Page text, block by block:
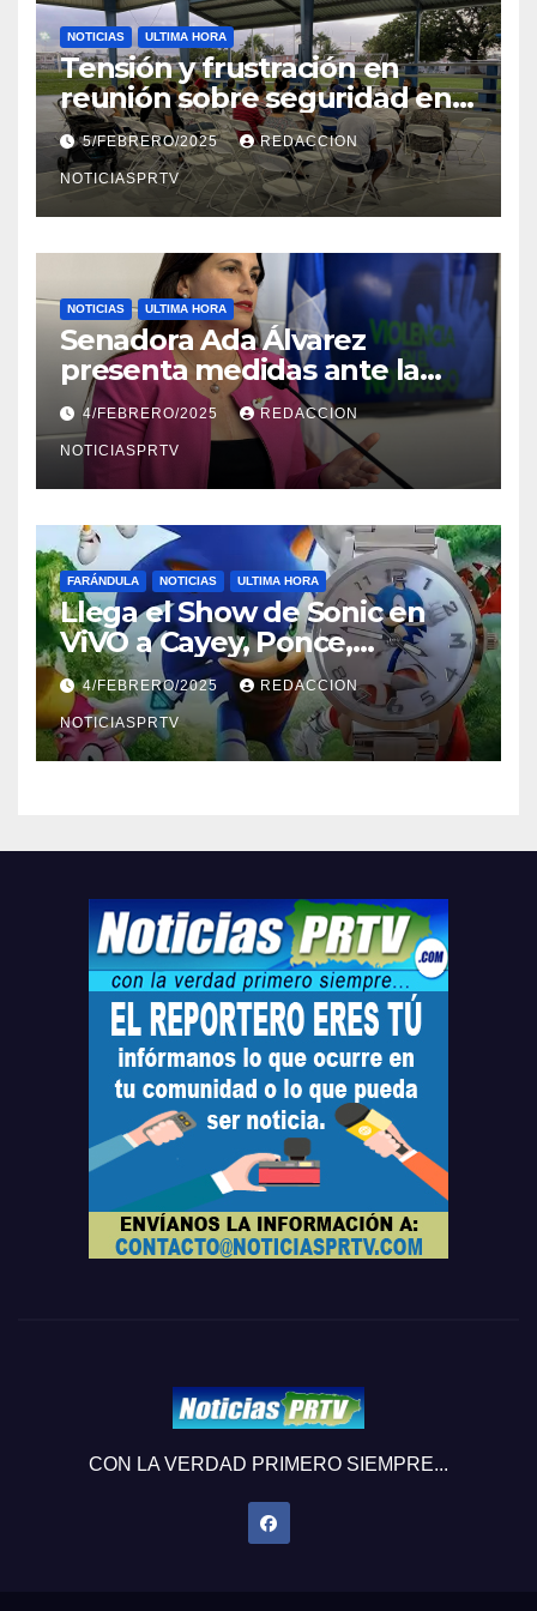
NOTICIAS ULTIMA HORA
Tensión y frustración en
reunión sobre seguridad en
Reparto Metropolitano
5/FEBRERO/2025 REDACCION
NOTICIASPRTV
NOTICIAS ULTIMA HORA
Senadora Ada Álvarez
presenta medidas ante la
violencia en el noviazgo
4/FEBRERO/2025 REDACCION
NOTICIASPRTV
FARÁNDULA NOTICIAS ULTIMA HORA
Llega el Show de Sonic en
ViVO a Cayey, Ponce,
Barceloneta y Humacao,
Relojes gratis para el que
compre ahora….
4/FEBRERO/2025 REDACCION
NOTICIASPRTV
CON LA VERDAD PRIMERO SIEMPRE...